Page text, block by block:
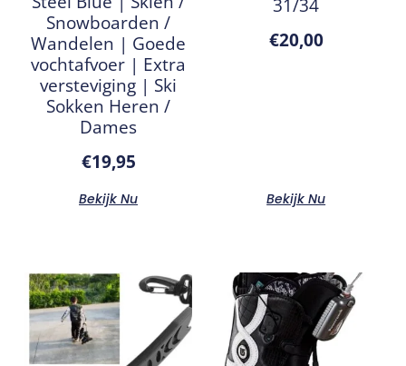
Snowboarden /
Wandelen | Goede
vochtafvoer | Extra
versteviging | Ski
Sokken Heren /
Dames
€19,95
Bekijk Nu
31/34
€20,00
Bekijk Nu